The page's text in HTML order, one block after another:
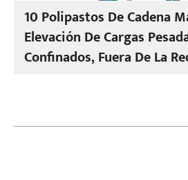
10 Polipastos De Cadena
Elevación De Cargas
Confinados, Fuera De La